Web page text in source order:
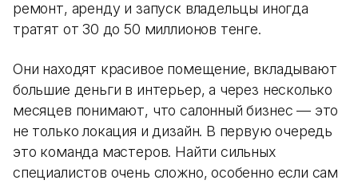
ремонт, аренду и запуск владельцы иногда
тратят от 30 до 50 миллионов тенге.
Они находят красивое помещение, вкладывают
большие деньги в интерьер, а через несколько
месяцев понимают, что салонный бизнес — это
не только локация и дизайн. В первую очередь
это команда мастеров. Найти сильных
специалистов очень сложно, особенно если сам